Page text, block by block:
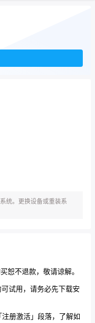
统。更换设备或重装系
恕不退款，敬请谅解。
试用，请务必先下载安
册激活」段落，了解如